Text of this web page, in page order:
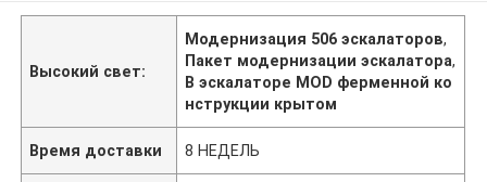
Высокий свет:
Модернизация 506 эскалаторов,
Пакет модернизации эскалатора,
В эскалаторе MOD ферменной ко
нструкции крытом
Время доставки 8 НЕДЕЛЬ